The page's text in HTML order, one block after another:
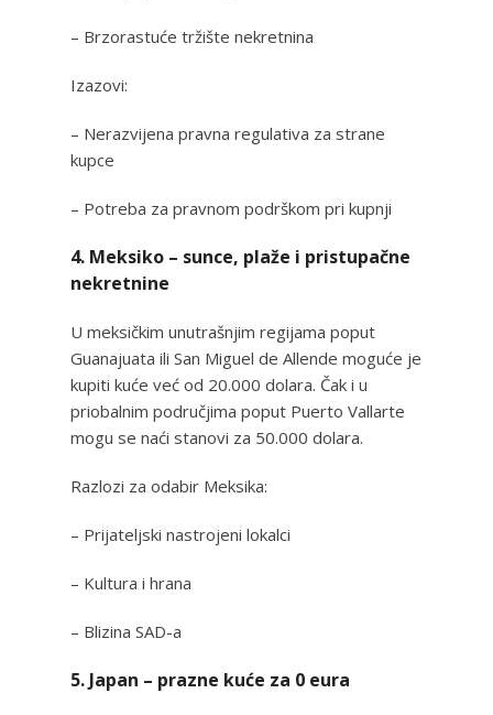
– Brzorastuće tržište nekretnina
Izazovi:
– Nerazvijena pravna regulativa za strane
kupce
– Potreba za pravnom podrškom pri kupnji
4. Meksiko – sunce, plaže i pristupačne
nekretnine
U meksičkim unutrašnjim regijama poput
Guanajuata ili San Miguel de Allende moguće je
kupiti kuće već od 20.000 dolara. Čak i u
priobalnim područjima poput Puerto Vallarte
mogu se naći stanovi za 50.000 dolara.
Razlozi za odabir Meksika:
– Prijateljski nastrojeni lokalci
– Kultura i hrana
– Blizina SAD-a
5. Japan – prazne kuće za 0 eura